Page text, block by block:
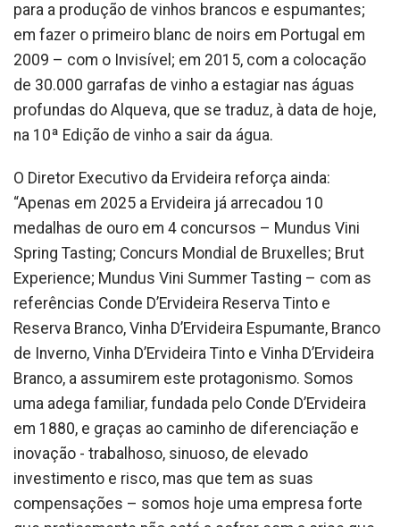
para a produção de vinhos brancos e espumantes;
em fazer o primeiro blanc de noirs em Portugal em
2009 – com o Invisível; em 2015, com a colocação
de 30.000 garrafas de vinho a estagiar nas águas
profundas do Alqueva, que se traduz, à data de hoje,
na 10ª Edição de vinho a sair da água.
O Diretor Executivo da Ervideira reforça ainda:
“Apenas em 2025 a Ervideira já arrecadou 10
medalhas de ouro em 4 concursos – Mundus Vini
Spring Tasting; Concurs Mondial de Bruxelles; Brut
Experience; Mundus Vini Summer Tasting – com as
referências Conde D’Ervideira Reserva Tinto e
Reserva Branco, Vinha D’Ervideira Espumante, Branco
de Inverno, Vinha D’Ervideira Tinto e Vinha D’Ervideira
Branco, a assumirem este protagonismo. Somos
uma adega familiar, fundada pelo Conde D’Ervideira
em 1880, e graças ao caminho de diferenciação e
inovação - trabalhoso, sinuoso, de elevado
investimento e risco, mas que tem as suas
compensações – somos hoje uma empresa forte